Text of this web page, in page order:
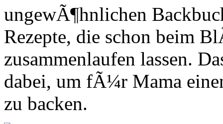
ungewÃ¶hnlichen
Rezepte, die schon beim
zusammenlaufen lassen.
dabei, um fÃ¼r Mama
zu backen.